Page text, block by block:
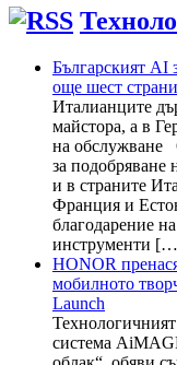
Българският AI
още шест
Италианците
майстора, а в
на обслужване
за подобряване
и в страните
Франция и
благодарение
инструменти
HONOR
мобилното
Launch
система